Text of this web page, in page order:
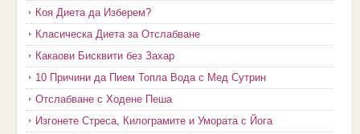
Коя Диета да Изберем?
Класическа Диета за Отслабване
Какаови Бисквити без Захар
10 Причини да Пием Топла Вода с Мед Сутрин
Отслабване с Ходене Пеша
Изгонете Стреса, Килограмите и Умората с Йога